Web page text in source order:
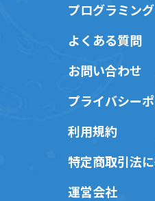
プログラミン
よくある質問
お問い合わせ
プライバシー
利用規約
特定商取引法
運営会社